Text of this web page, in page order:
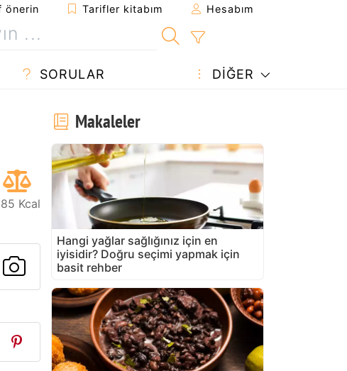
önerin Tarifler kitabım Hesabım
SORULAR DIĞER
Kcal
tarifi gönder
yazdır
sahibine bir soru sorun
Bu tarifin fotoğrafını
Makaleler
Hangi yağlar sağlığınız için en
iyisidir? Doğru seçimi yapmak için
basit rehber